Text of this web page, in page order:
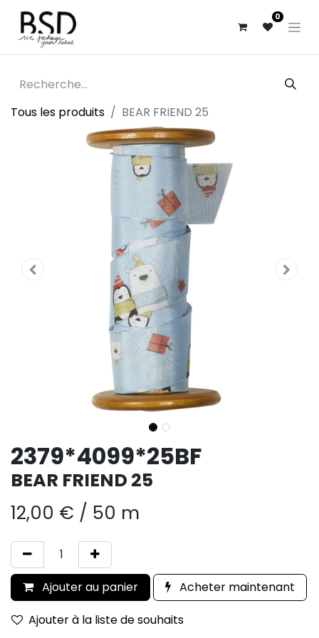
0
Tous les produits BEAR FRIEND 25
2379*4099*25BF
BEAR FRIEND 25
12,00 € / 50 m
Ajouter au panier
Acheter maintenant
Ajouter à la liste de souhaits